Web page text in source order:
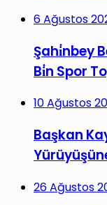
6 Ağustos
Şahi̇nbey
Bi̇n Spor
10 Ağustos
Başkan
26 Ağustos